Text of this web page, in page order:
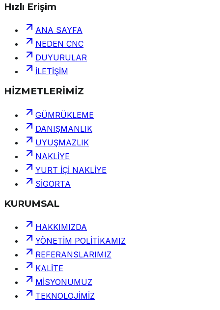
Hızlı Erişim
ANA SAYFA
NEDEN CNC
DUYURULAR
İLETİŞİM
HİZMETLERİMİZ
GÜMRÜKLEME
DANIŞMANLIK
UYUŞMAZLIK
NAKLİYE
YURT İÇİ NAKLİYE
SİGORTA
KURUMSAL
HAKKIMIZDA
YÖNETİM POLİTİKAMIZ
REFERANSLARIMIZ
KALİTE
MİSYONUMUZ
TEKNOLOJİMİZ